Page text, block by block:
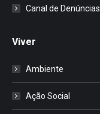
Canal de Denúncias
Viver
Ambiente
Ação Social